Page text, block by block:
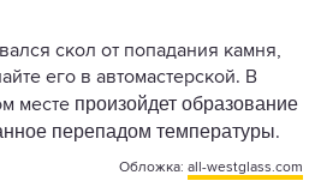
скол от попадания камня,
его в автомастерской. В
месте произойдет образование
перепадом температуры.
Обложка: all-westglass.com